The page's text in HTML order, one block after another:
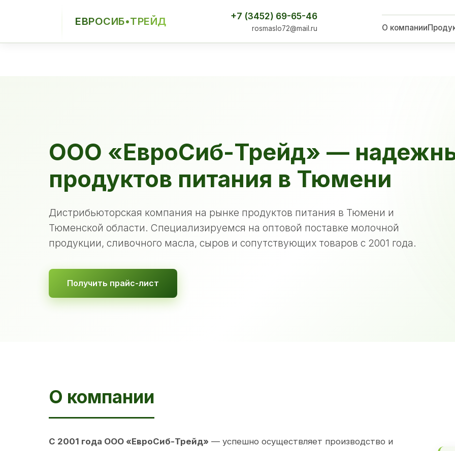
ЕВРОСИБ•ТРЕЙД +7 (3452) 69-65-46
rosmaslo72@mail.ru О компании
ООО «ЕвроСиб-Трейд» —
продуктов питания в Тюмени
Дистрибьюторская компания на рынке продуктов питания в Тюмени и
Тюменской области. Специализируемся на оптовой поставке молочной
продукции, сливочного масла, сыров и сопутствующих товаров с 2001 года.
Получить прайс-лист
О компании
С 2001 года ООО «ЕвроСиб-Трейд» — успешно осуществляет производство и